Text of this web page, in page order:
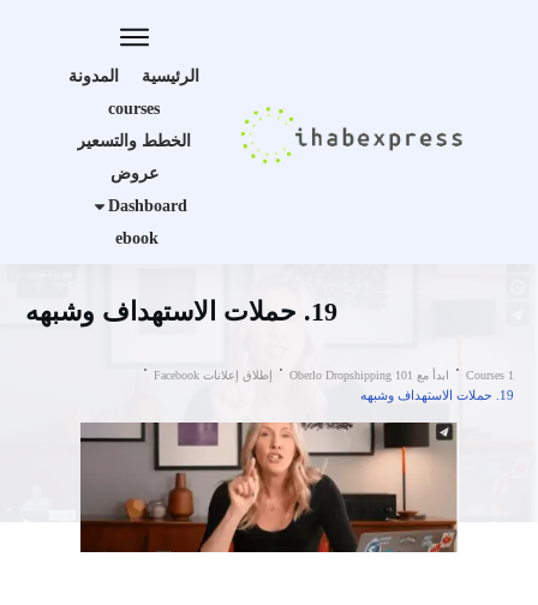
الرئيسية
المدونة
courses
الخطط والتسعير
عروض
Dashboard
ebook
19. حملات الاستهداف وشبهه
Courses 1 ابدأ مع Oberlo Dropshipping 101 إطلاق إعلانات Facebook
19. حملات الاستهداف وشبهه